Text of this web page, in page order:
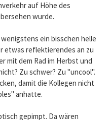
auf Höhe des
wurde.
ein bisschen helle
etwas reflektierendes an zu
mit dem Rad im Herbst und
Zu schwer? Zu "uncool".
damit die Kollegen nicht
anhatte.
gepimpt. Da wären